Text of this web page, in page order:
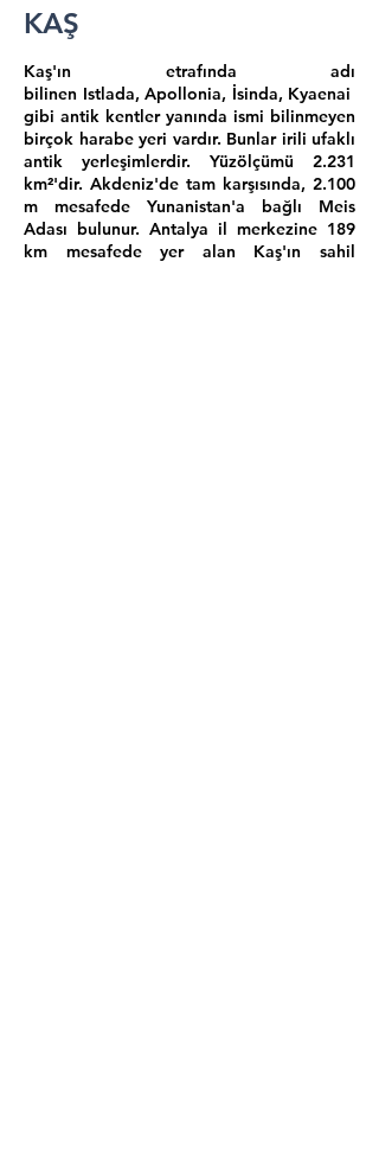
KAŞ
Kaş'ın etrafında adı
bilinen Istlada, Apollonia, İsinda, Kyaenai
gibi antik kentler yanında ismi bilinmeyen
birçok harabe yeri vardır. Bunlar irili ufaklı
antik yerleşimlerdir. Yüzölçümü 2.231
km²'dir. Akdeniz'de tam karşısında, 2.100
m mesafede Yunanistan'a bağlı Meis
Adası bulunur. Antalya il merkezine 189
km mesafede yer alan Kaş'ın sahil